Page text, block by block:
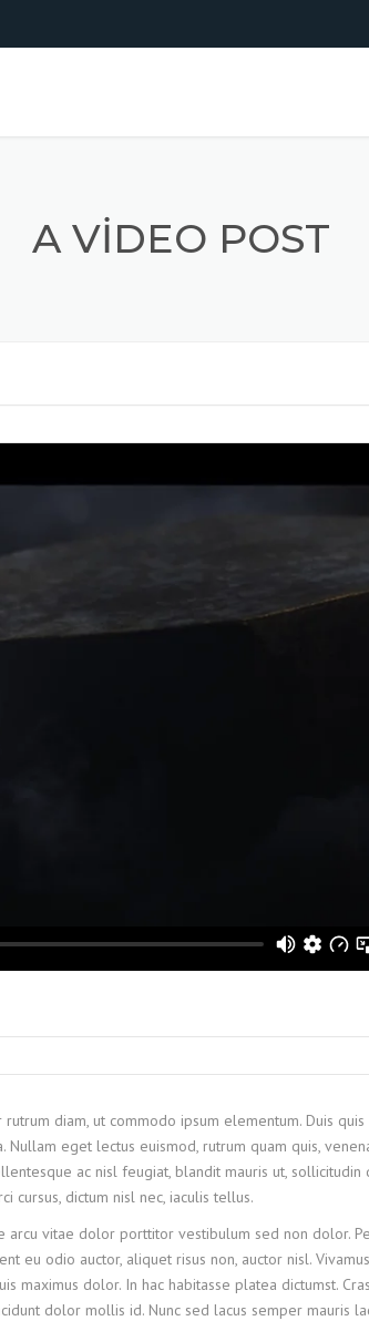
A VIDEO POST
diam, ut commodo ipsum elementum. Duis
eget lectus euismod, rutrum quam quis,
ac nisl feugiat, blandit mauris ut, sollicitudin
cursus, dictum nisl nec, iaculis tellus.
arcu vitae dolor porttitor vestibulum sed non dolor.
eu odio auctor, aliquet risus non, auctor nisl.
maximus dolor. In hac habitasse platea dictumst.
dolor mollis id. Nunc sed lacus semper mauris